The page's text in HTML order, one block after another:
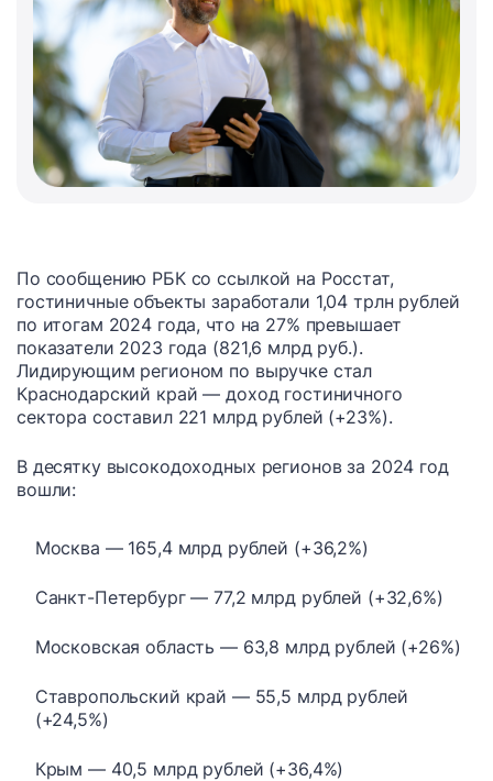
По сообщению РБК со ссылкой на Росстат,
гостиничные объекты заработали 1,04 трлн рублей
по итогам 2024 года, что на 27% превышает
показатели 2023 года (821,6 млрд руб.).
Лидирующим регионом по выручке стал
Краснодарский край — доход гостиничного
сектора составил 221 млрд рублей (+23%).
В десятку высокодоходных регионов за 2024 год
вошли:
Москва — 165,4 млрд рублей (+36,2%)
Санкт-Петербург — 77,2 млрд рублей (+32,6%)
Московская область — 63,8 млрд рублей (+26%)
Ставропольский край — 55,5 млрд рублей
(+24,5%)
Крым — 40,5 млрд рублей (+36,4%)